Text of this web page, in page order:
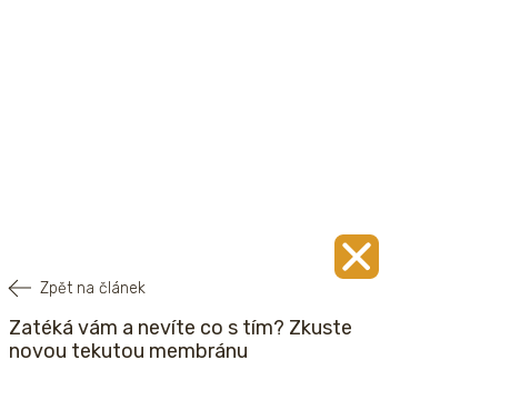
Zpět na článek
Zatéká vám a nevíte co s tím? Zkuste
novou tekutou membránu